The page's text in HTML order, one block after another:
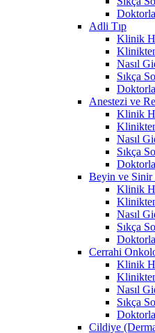
Adli Tıp
Klinik
Nasıl
Sıkça
Anestezi ve
Klinik
Nasıl
Sıkça
Beyin ve Sinir
Klinik
Nasıl
Sıkça
Cerrahi
Klinik
Nasıl
Sıkça
Cildiye